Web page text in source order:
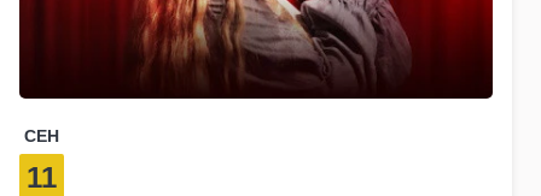
СЕН
11